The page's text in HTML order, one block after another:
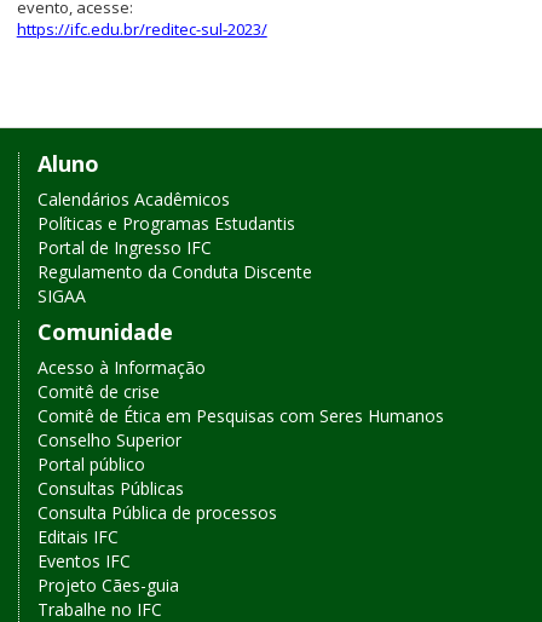
í
i
í
d
evento, acesse:
https://ifc.edu.br/reditec-sul-2023/
Links
de
acesso
rápido
Aluno
Calendários Acadêmicos
Políticas e Programas Estudantis
Portal de Ingresso IFC
Regulamento da Conduta Discente
SIGAA
Comunidade
Acesso à Informação
Comitê de crise
Comitê de Ética em Pesquisas com Seres Humanos
Conselho Superior
Portal público
Consultas Públicas
Consulta Pública de processos
Editais IFC
Eventos IFC
Projeto Cães-guia
Trabalhe no IFC